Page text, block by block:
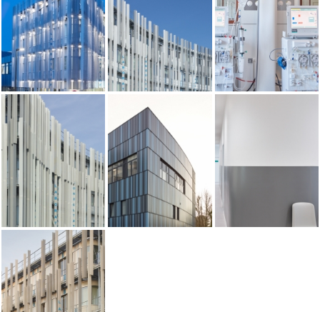
Modulaire 3D Bois
Urbanisme & Paysage
Design
Mobilité
fr| en
Follow us